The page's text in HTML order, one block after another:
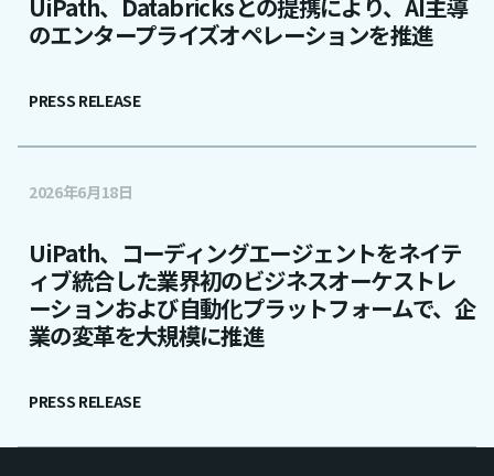
UiPath、Databricksとの提携により、AI主導
のエンタープライズオペレーションを推進
PRESS RELEASE
2026年6月18日
UiPath、コーディングエージェントをネイテ
ィブ統合した業界初のビジネスオーケストレ
ーションおよび自動化プラットフォームで、企
業の変革を大規模に推進
PRESS RELEASE